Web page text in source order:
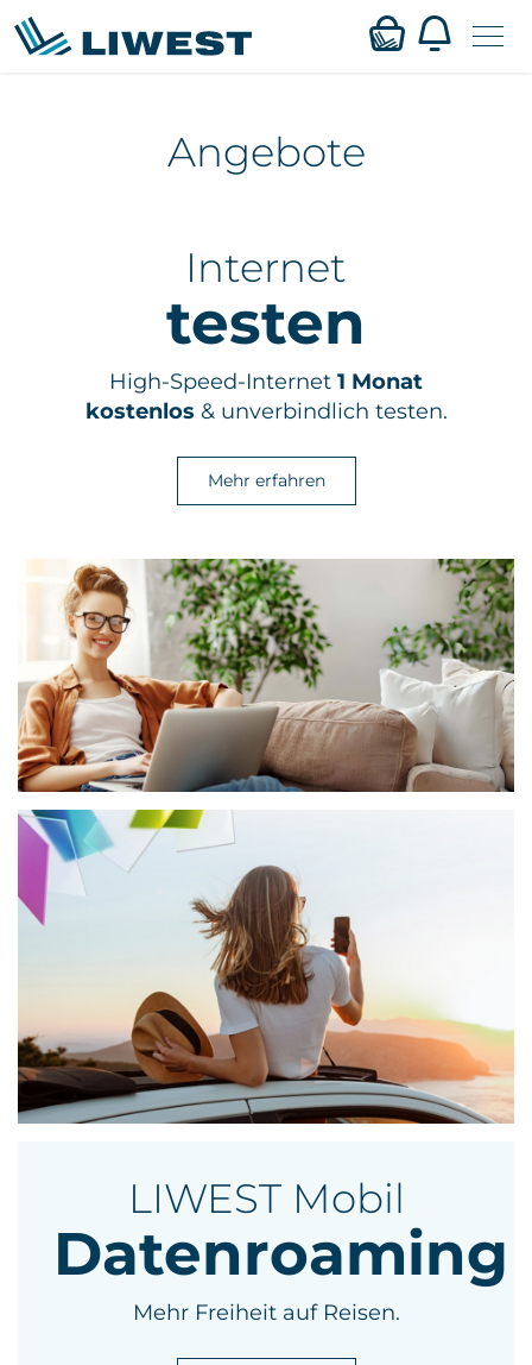
Mein LIWEST
Verfügbarkeit
Kontakt
Angebote
Internet
testen
High-Speed-Internet 1 Monat
kostenlos & unverbindlich testen.
Mehr erfahren
LIWEST Mobil
Datenroaming
Mehr Freiheit auf Reisen.